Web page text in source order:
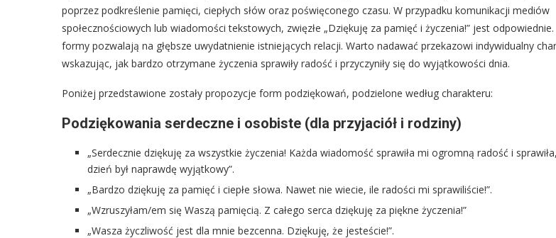
poprzez podkreślenie pamięci, ciepłych słów oraz poświęconego czasu. W przypadku komunikacji mediów
społecznościowych lub wiadomości tekstowych, zwięzłe „Dziękuję za pamięć i życzenia!” jest odpowiednie.
formy pozwalają na głębsze uwydatnienie istniejących relacji. Warto nadawać przekazowi indywidualny
wskazując, jak bardzo otrzymane życzenia sprawiły radość i przyczyniły się do wyjątkowości dnia.
Poniżej przedstawione zostały propozycje form podziękowań, podzielone według charakteru:
Podziękowania serdeczne i osobiste (dla przyjaciół i rodziny)
„Serdecznie dziękuję za wszystkie życzenia! Każda wiadomość sprawiła mi ogromną radość i
dzień był naprawdę wyjątkowy”.
„Bardzo dziękuję za pamięć i ciepłe słowa. Nawet nie wiecie, ile radości mi sprawiliście!”.
„Wzruszyłam/em się Waszą pamięcią. Z całego serca dziękuję za piękne życzenia!”
„Wasza życzliwość jest dla mnie bezcenna. Dziękuję, że jesteście!”.